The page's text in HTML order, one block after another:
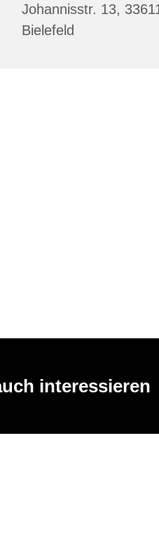
Johannisstr. 13,
Bielefeld
interessieren